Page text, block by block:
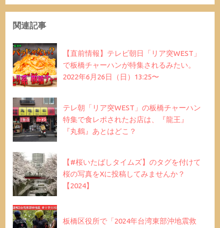
関連記事
【直前情報】テレビ朝日「リア突WEST」
で板橋チャーハンが特集されるみたい。
2022年6月26日（日）13:25〜
テレ朝「リア突WEST」の板橋チャーハン
特集で食レポされたお店は、『龍王』
『丸鶴』あとはどこ？
【#桜いたばしタイムズ】のタグを付けて
桜の写真をXに投稿してみませんか？
【2024】
板橋区役所で「2024年台湾東部沖地震救